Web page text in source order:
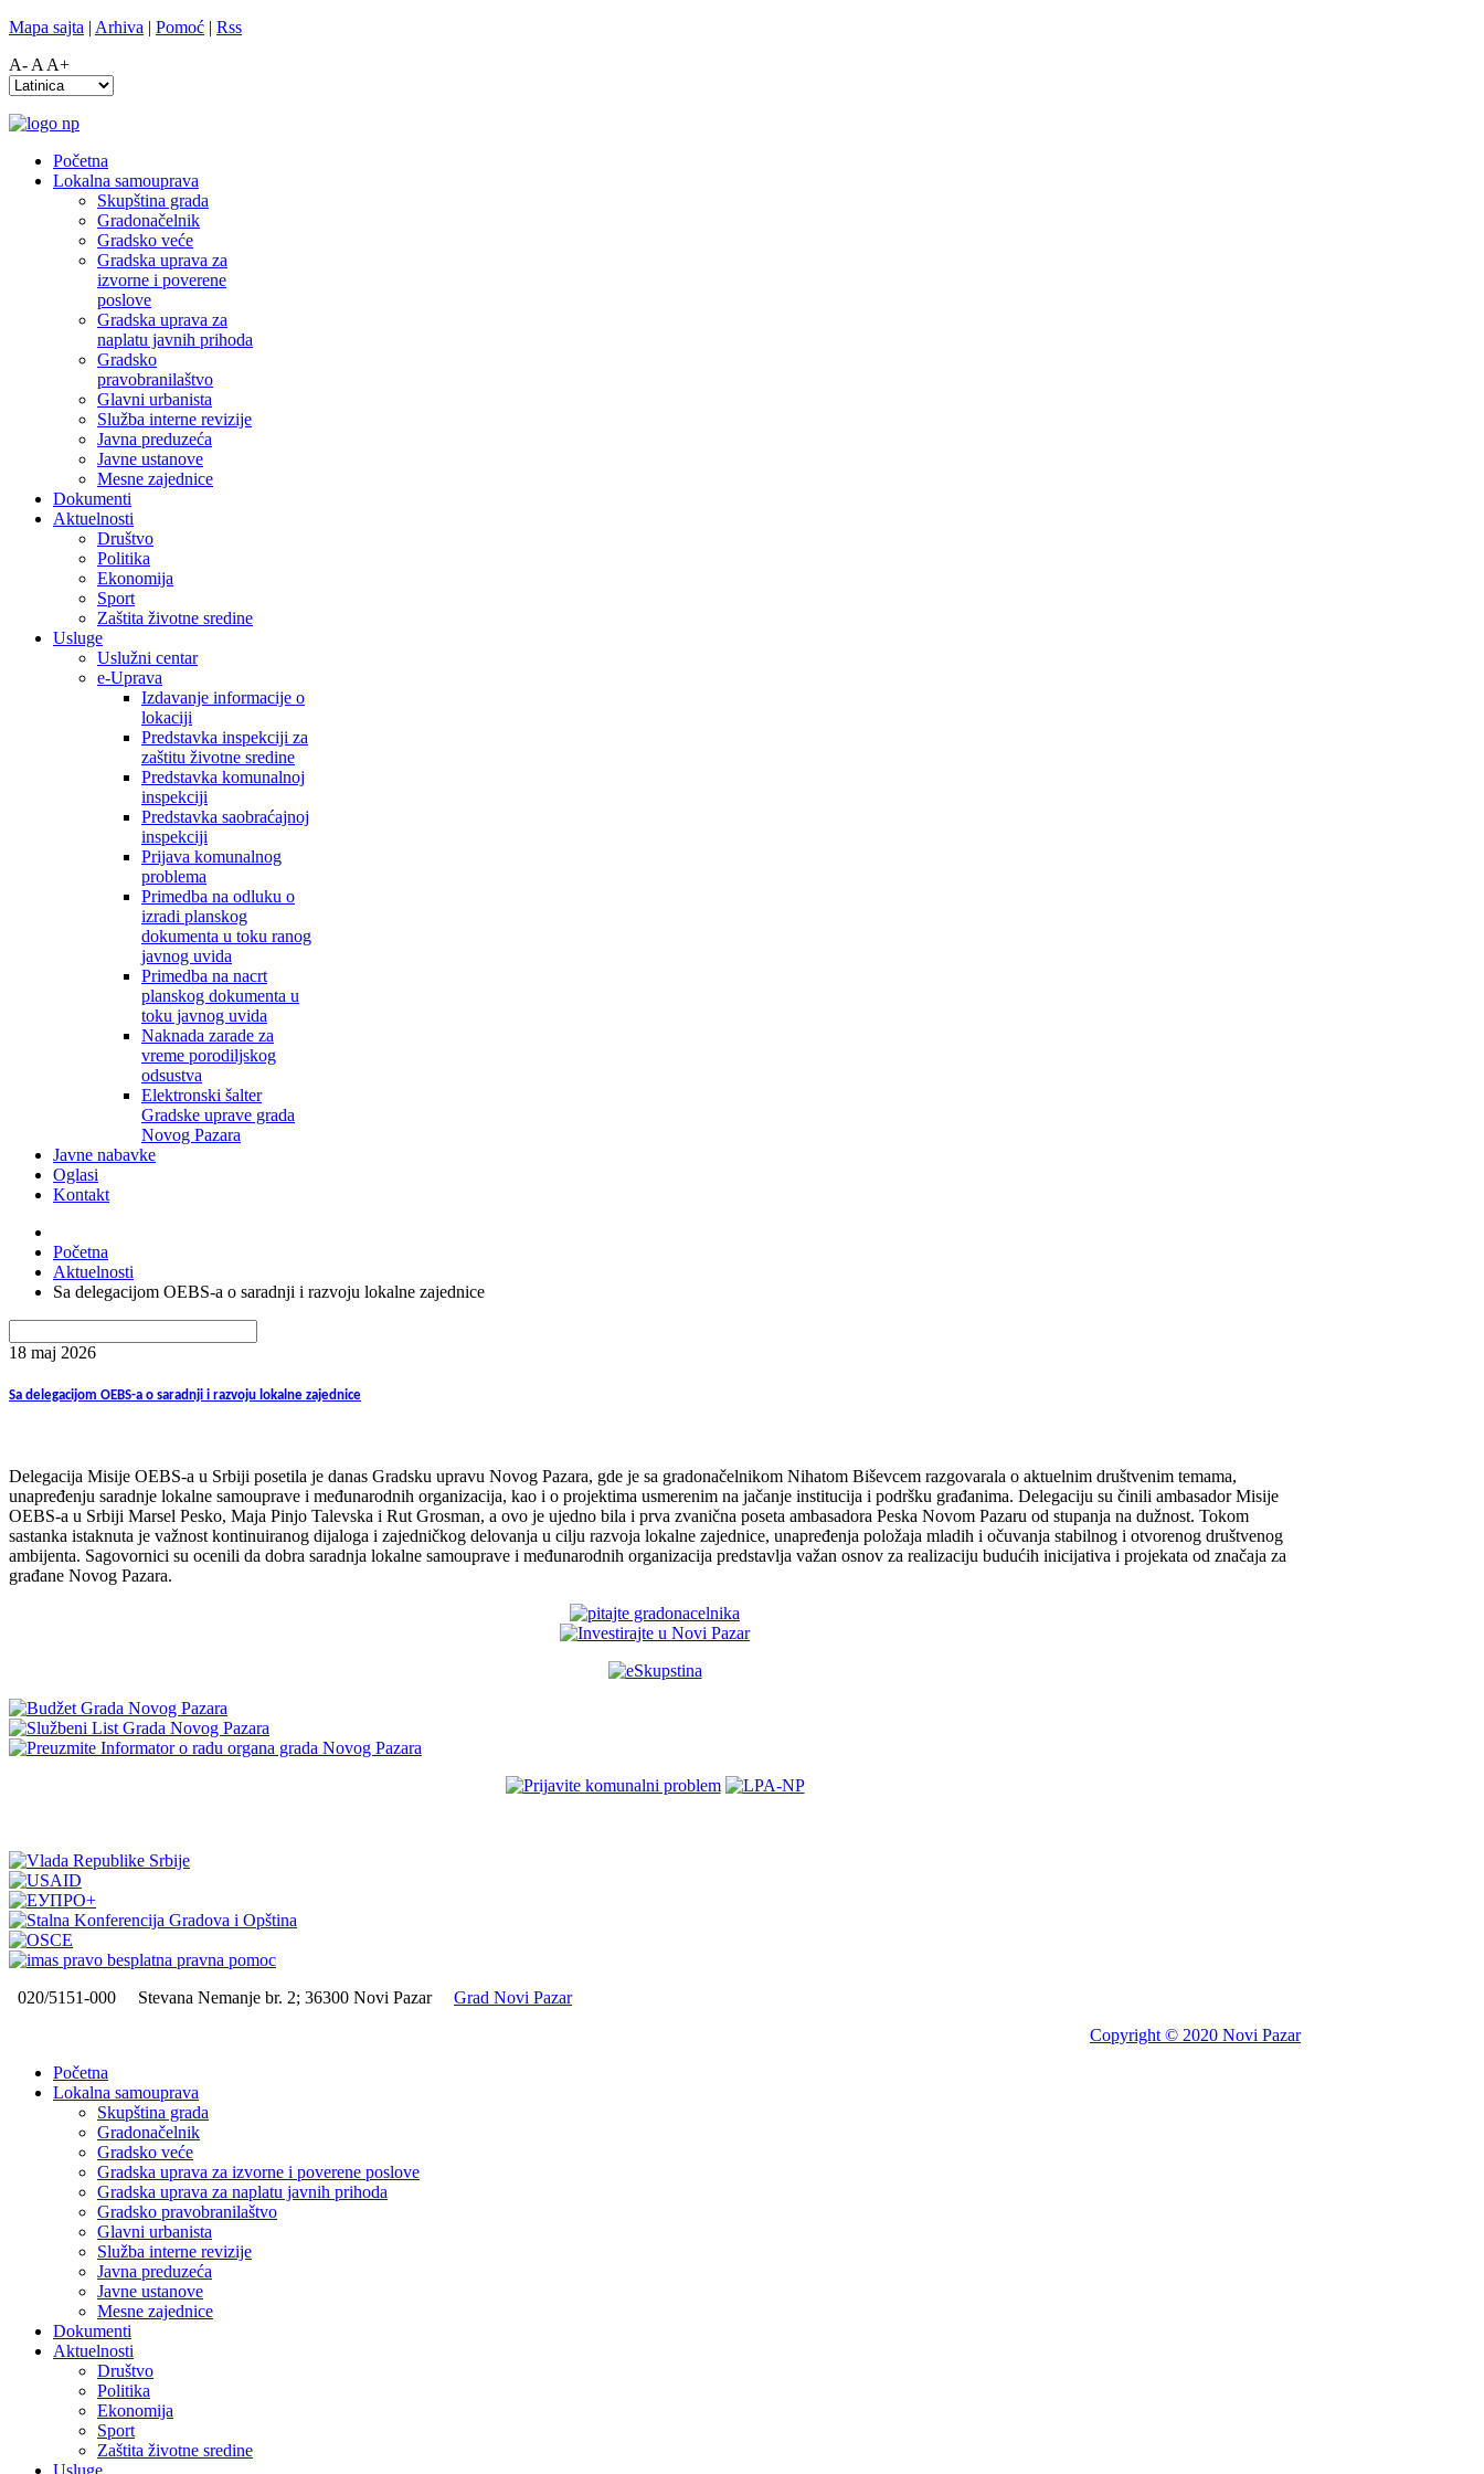
Mapa sajta | Arhiva | Pomoć | Rss
A- A A+
Početna
Lokalna samouprava
Skupština grada
Gradonačelnik
Gradsko veće
Gradska uprava za
izvorne i poverene
poslove
Gradska uprava za
naplatu javnih prihoda
Gradsko
pravobranilaštvo
Glavni urbanista
Služba interne revizije
Javna preduzeća
Javne ustanove
Mesne zajednice
Dokumenti
Aktuelnosti
Društvo
Politika
Ekonomija
Sport
Zaštita životne sredine
Usluge
Uslužni centar
e-Uprava
Izdavanje informacije o
lokaciji
Predstavka inspekciji za
zaštitu životne sredine
Predstavka komunalnoj
inspekciji
Predstavka saobraćajnoj
inspekciji
Prijava komunalnog
problema
Primedba na odluku o
izradi planskog
dokumenta u toku ranog
javnog uvida
Primedba na nacrt
planskog dokumenta u
toku javnog uvida
Naknada zarade za
vreme porodiljskog
odsustva
Elektronski šalter
Gradske uprave grada
Novog Pazara
Javne nabavke
Oglasi
Kontakt
Početna
Aktuelnosti
Sa delegacijom OEBS-a o saradnji i razvoju lokalne zajednice
18 maj 2026
Sa delegacijom OEBS-a o saradnji i razvoju lokalne zajednice
Delegacija Misije OEBS-a u Srbiji posetila je danas Gradsku upravu Novog Pazara, gde je sa gradonačelnikom Nihatom Biševcem razgovarala o aktuelnim društvenim temama,
unapređenju saradnje lokalne samouprave i međunarodnih organizacija, kao i o projektima usmerenim na jačanje institucija i podršku građanima. Delegaciju su činili ambasador Misije
OEBS-a u Srbiji Marsel Pesko, Maja Pinjo Talevska i Rut Grosman, a ovo je ujedno bila i prva zvanična poseta ambasadora Peska Novom Pazaru od stupanja na dužnost. Tokom
sastanka istaknuta je važnost kontinuiranog dijaloga i zajedničkog delovanja u cilju razvoja lokalne zajednice, unapređenja položaja mladih i očuvanja stabilnog i otvorenog društvenog
ambijenta. Sagovornici su ocenili da dobra saradnja lokalne samouprave i međunarodnih organizacija predstavlja važan osnov za realizaciju budućih inicijativa i projekata od značaja za
građane Novog Pazara.
020/5151-000 Stevana Nemanje br. 2; 36300 Novi Pazar
Grad Novi Pazar
Copyright © 2020 Novi Pazar
Početna
Lokalna samouprava
Skupština grada
Gradonačelnik
Gradsko veće
Gradska uprava za izvorne i poverene poslove
Gradska uprava za naplatu javnih prihoda
Gradsko pravobranilaštvo
Glavni urbanista
Služba interne revizije
Javna preduzeća
Javne ustanove
Mesne zajednice
Dokumenti
Aktuelnosti
Društvo
Politika
Ekonomija
Sport
Zaštita životne sredine